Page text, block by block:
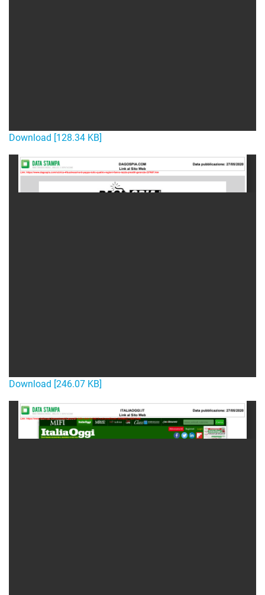
Download [128.34 KB]
Download [246.07 KB]